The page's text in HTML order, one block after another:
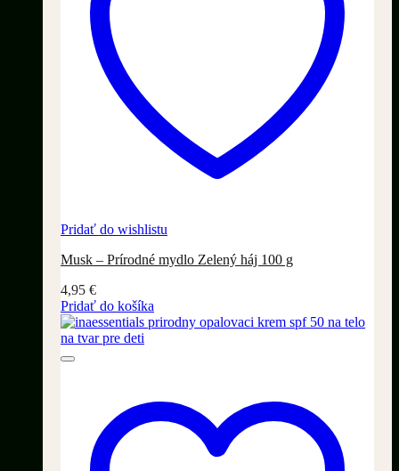
Pridať do wishlistu
Musk – Prírodné mydlo Zelený háj 100 g
4,95 €
Pridať do košíka